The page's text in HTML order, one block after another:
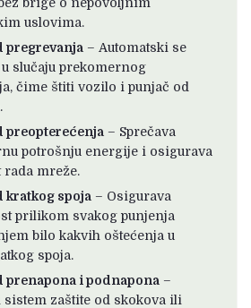
uslovima.
pregrevanja – Automatski se
slučaju prekomernog
čime štiti vozilo i punjač od
preopterećenja – Sprečava
potrošnju energije i osigurava
rada mreže.
kratkog spoja – Osigurava
prilikom svakog punjenja
bilo kakvih oštećenja u
spoja.
prenapona i podnapona –
zaštite od skokova ili